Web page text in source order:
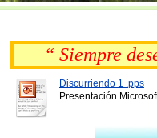
“ Siempre
Discurriendo 1 .pps
Presentación